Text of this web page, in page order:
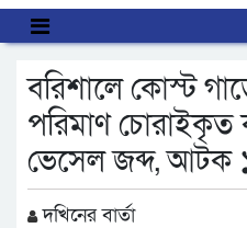
বরিশালে কোস্ট
পরিমাণ চোরাইকৃত
ভেসেল জব্দ, আটক
দখিনের বার্তা